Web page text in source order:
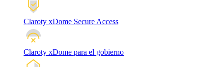
Claroty xDome Secure Access
Claroty xDome para el gobierno